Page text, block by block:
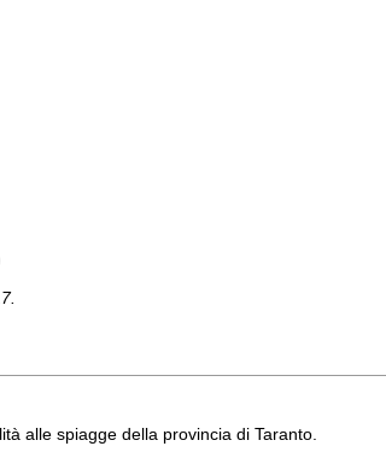
alle spiagge della provincia di Taranto.